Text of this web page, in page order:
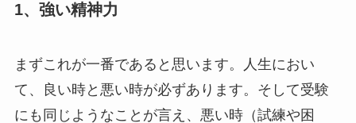
1、強い精神力
まずこれが一番であると思います。人生におい
て、良い時と悪い時が必ずあります。そして受験
にも同じようなことが言え、悪い時（試練や困